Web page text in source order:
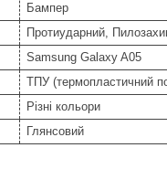
Бампер
Протиударний,
Samsung Galaxy A05
ТПУ (термопластичний
Різні кольори
Глянсовий